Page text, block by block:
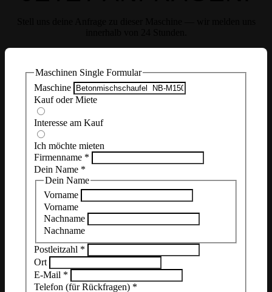
Maschinen Single Formular
Maschine
Kauf oder Miete
Interesse am Kauf
Ich möchte mieten
Firmenname *
Dein Name *
Dein Name
Vorname
Vorname
Nachname
Nachname
Postleitzahl *
Ort
E-Mail *
Telefon (für Rückfragen) *